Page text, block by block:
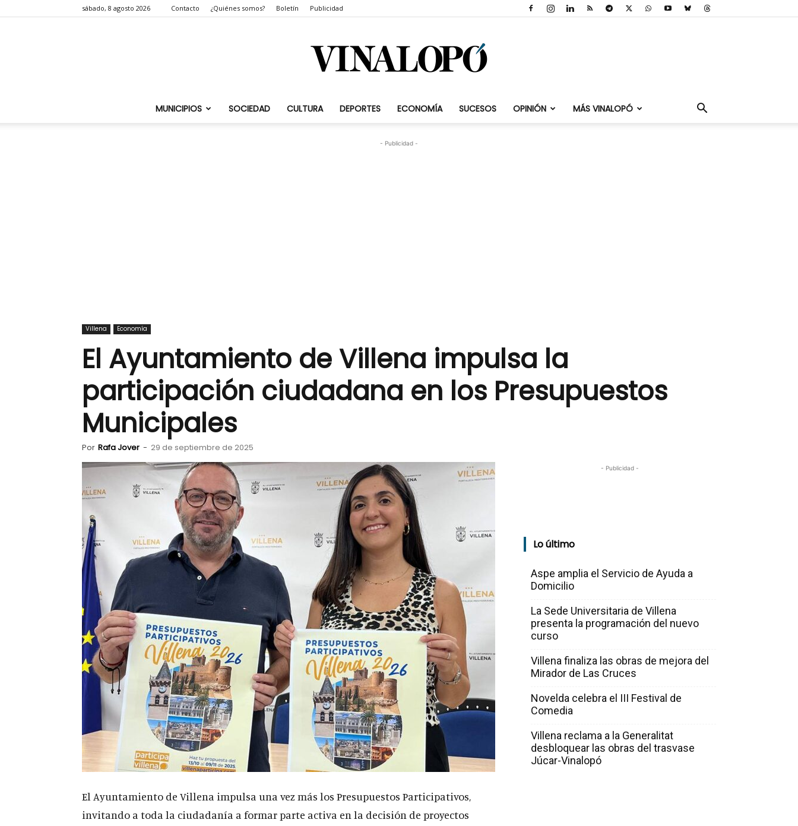
sábado, 8 agosto 2026 Contacto ¿Quiénes somos? Boletín Publicidad
Vinalopó.com
MUNICIPIOS SOCIEDAD CULTURA DEPORTES ECONOMÍA SUCESOS OPINIÓN MÁS VINALOPÓ
- Publicidad -
Villena Economía
El Ayuntamiento de Villena impulsa la
participación ciudadana en los Presupuestos
Municipales
Por Rafa Jover - 29 de septiembre de 2025
El Ayuntamiento de Villena impulsa una vez más los Presupuestos Participativos,
invitando a toda la ciudadanía a formar parte activa en la decisión de proyectos
- Publicidad -
Lo último
Aspe amplia el Servicio de Ayuda a
Domicilio
La Sede Universitaria de Villena
presenta la programación del nuevo
curso
Villena finaliza las obras de mejora del
Mirador de Las Cruces
Novelda celebra el III Festival de
Comedia
Villena reclama a la Generalitat
desbloquear las obras del trasvase
Júcar-Vinalopó